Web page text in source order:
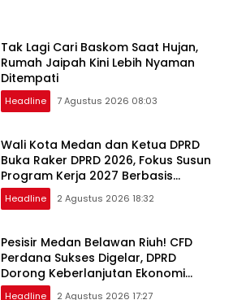
Tak Lagi Cari Baskom Saat Hujan,
Rumah Jaipah Kini Lebih Nyaman
Ditempati
Headline 7 Agustus 2026 08:03
Wali Kota Medan dan Ketua DPRD
Buka Raker DPRD 2026, Fokus Susun
Program Kerja 2027 Berbasis
Digitalisasi dan Inovasi
Headline 2 Agustus 2026 18:32
Pesisir Medan Belawan Riuh! CFD
Perdana Sukses Digelar, DPRD
Dorong Keberlanjutan Ekonomi
Warga
Headline 2 Agustus 2026 17:27